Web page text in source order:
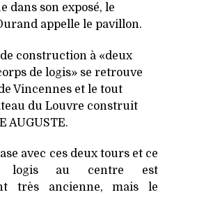
dans son exposé, le
appelle le pavillon.
construction à «deux
de logis» se retrouve
Vincennes et le tout
du Louvre construit
AUGUSTE.
avec ces deux tours et ce
logis au centre est
très ancienne, mais le